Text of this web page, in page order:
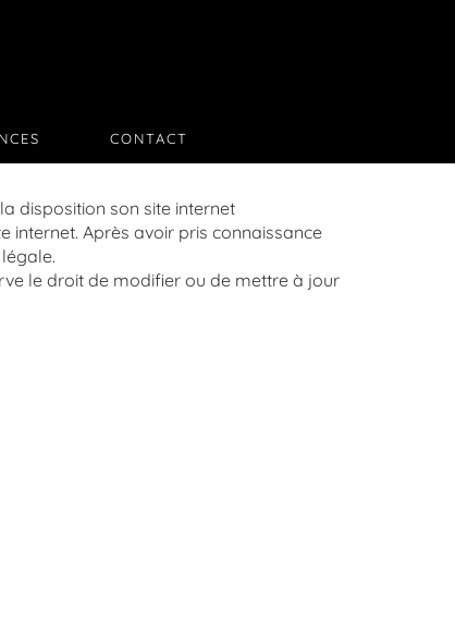
CONTACT
disposition son site internet
internet. Après avoir pris connaissance
le droit de modifier ou de mettre à jour